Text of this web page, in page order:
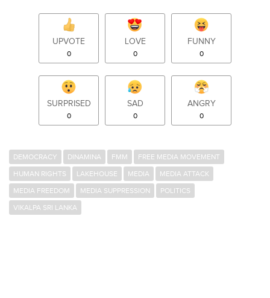
UPVOTE
0
LOVE
0
FUNNY
0
SURPRISED
0
SAD
0
ANGRY
0
DEMOCRACY DINAMINA FMM
FREE MEDIA MOVEMENT
HUMAN RIGHTS
LAKEHOUSE MEDIA
MEDIA ATTACK
MEDIA FREEDOM
MEDIA SUPPRESSION
POLITICS
VIKALPA SRI LANKA